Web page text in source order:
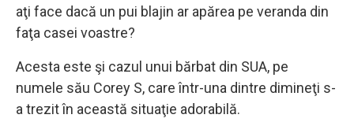
aţi face dacă un pui blajin ar apărea pe veranda din
faţa casei voastre?
Acesta este şi cazul unui bărbat din SUA, pe
numele său Corey S, care într-una dintre dimineţi s-
a trezit în această situaţie adorabilă.